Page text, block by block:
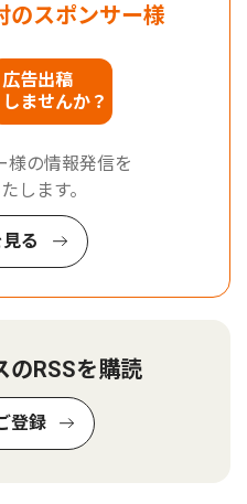
のスポンサー様
広告出稿
しませんか？
様の情報発信を
します。
る
のRSSを購読
登録